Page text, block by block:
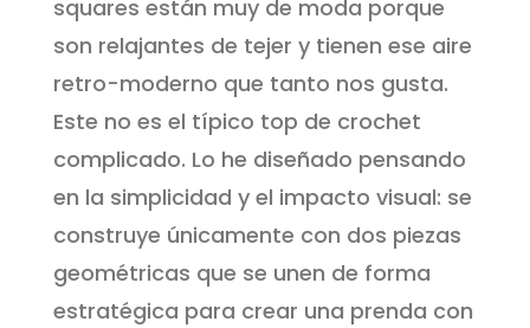
squares están muy de moda porque
son relajantes de tejer y tienen ese aire
retro-moderno que tanto nos gusta.
​Este no es el típico top de crochet
complicado. Lo he diseñado pensando
en la simplicidad y el impacto visual: se
construye únicamente con dos piezas
geométricas que se unen de forma
estratégica para crear una prenda con